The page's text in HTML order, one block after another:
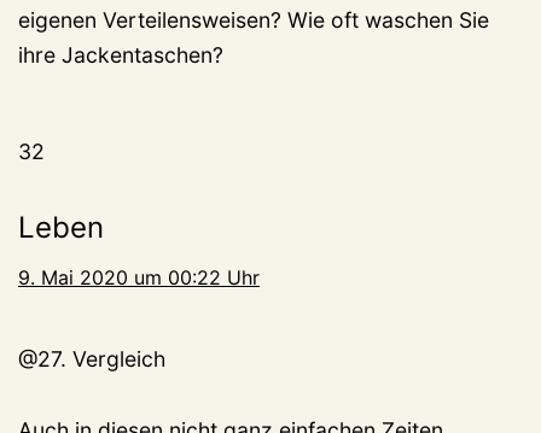
eigenen Verteilensweisen? Wie oft waschen Sie
ihre Jackentaschen?
32
Leben
9. Mai 2020 um 00:22 Uhr
@27. Vergleich